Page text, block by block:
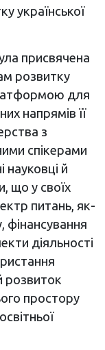
української
присвячена
розвитку
для
напрямів її
з
спікерами
науковці й
що у своїх
питань, як-
фінансування
діяльності
розвиток
простору